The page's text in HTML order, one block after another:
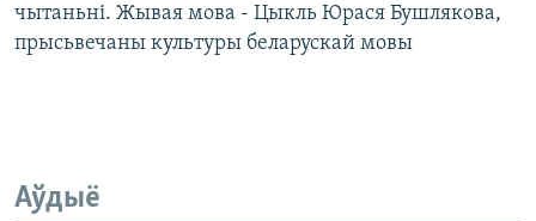
чытаньні. Жывая мова - Цыкль Юрася Бушлякова,
прысьвечаны культуры беларускай мовы
Аўдыё